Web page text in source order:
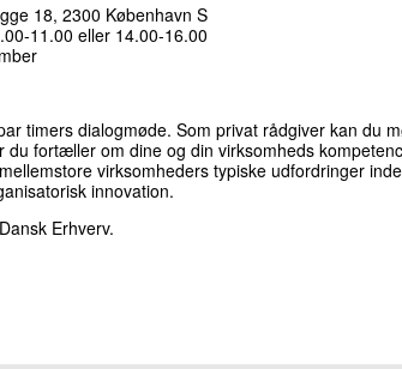
18, 2300 København S
11.00 eller 14.00-16.00
timers dialogmøde. Som privat rådgiver kan du
fortæller om dine og din virksomheds
virksomheders typiske udfordringer
innovation.
Erhverv.